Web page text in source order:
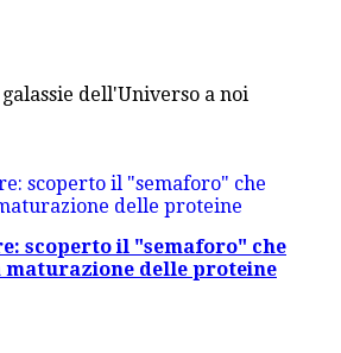
dell'Universo a noi
scoperto il "semaforo" che
maturazione delle proteine